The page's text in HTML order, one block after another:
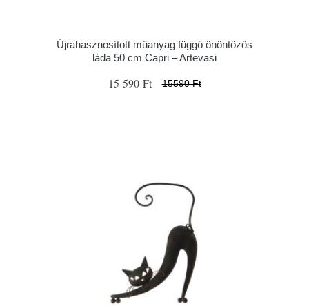
Újrahasznosított műanyag függő önöntözős
láda 50 cm Capri – Artevasi
15 590 Ft 15590 Ft